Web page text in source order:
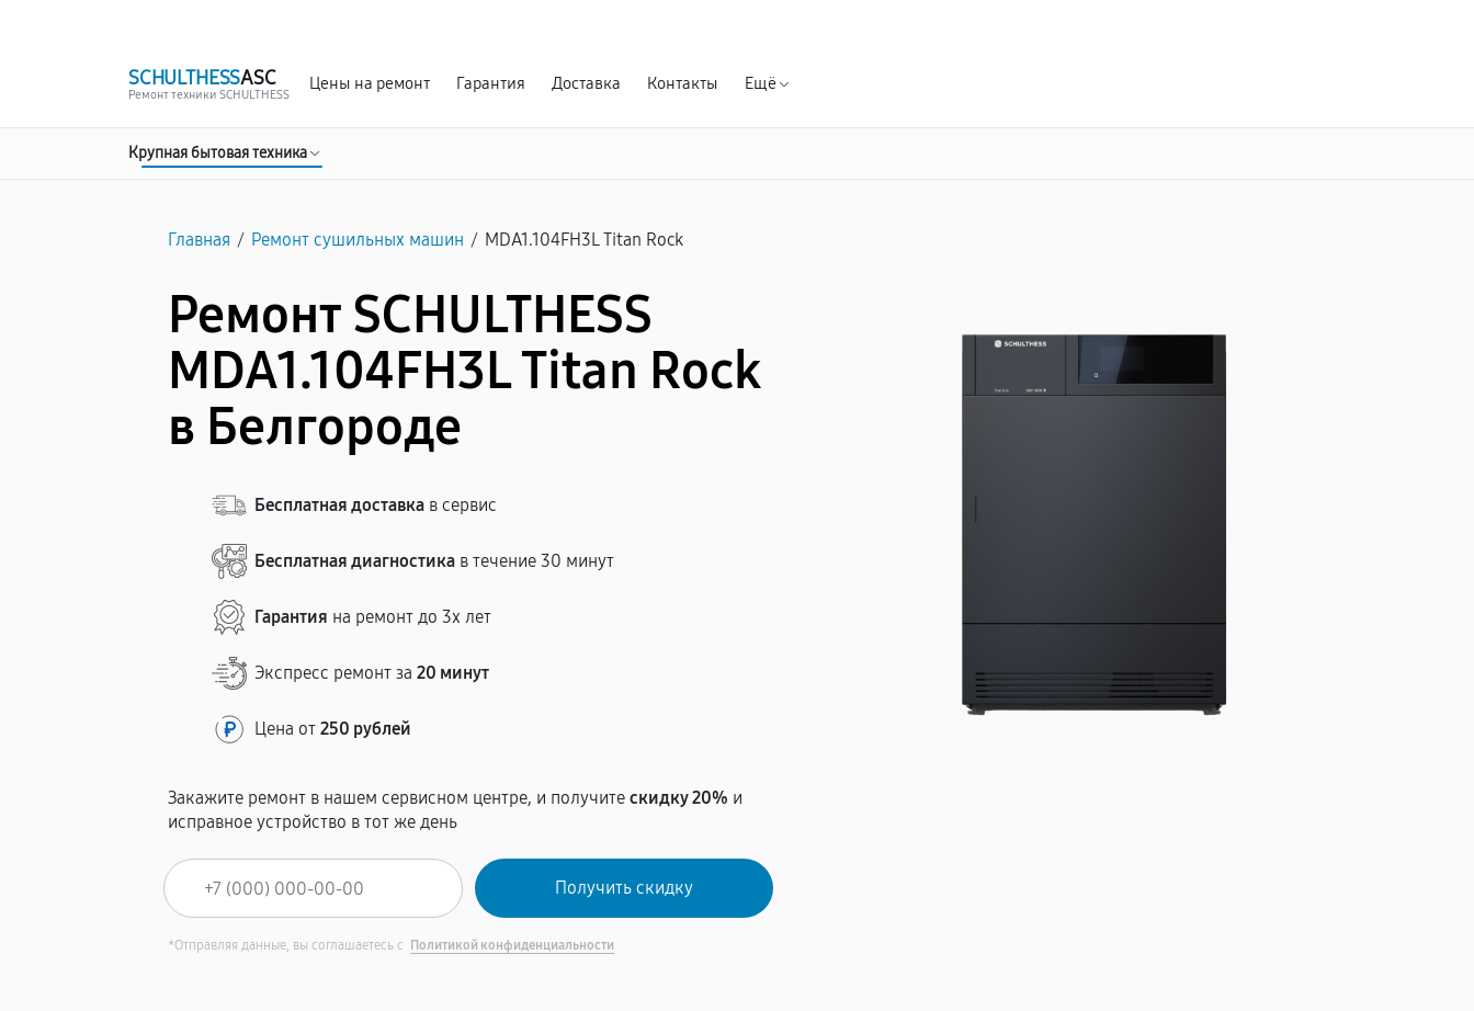
SCHULTHESSASC
Ремонт техники SCHULTHESS
Цены на ремонт Гарантия Доставка Контакты Ещё
Крупная бытовая техника
Главная / Ремонт сушильных машин / MDA1.104FH3L Titan Rock
Ремонт SCHULTHESS
MDA1.104FH3L Titan Rock
в Белгороде
Бесплатная доставка в сервис
Бесплатная диагностика в течение 30 минут
Гарантия на ремонт до 3х лет
Экспресс ремонт за20 минут
Цена от250 рублей
Закажите ремонт в нашем сервисном центре, и получитескидку 20% и
исправное устройство в тот же день
*Отправляя данные, вы соглашаетесь с Политикой конфиденциальности